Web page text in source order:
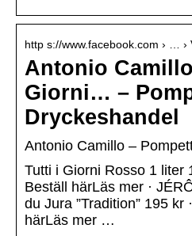
http s://www.facebook.com › … ›
Antonio
Giorni… –
Dryckeshandel
Antonio Camillo –
Tutti i Giorni Rosso 1 liter
Beställ härLäs mer ·
du Jura ”Tradition” 195 kr
härLäs mer …